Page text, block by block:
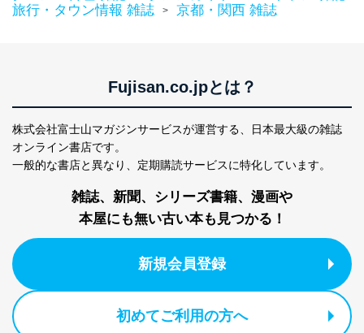
当社の定期購読サ
ービス等をご利用
のため
広告のため
2
当社にお問合わせ
いただいた方の個
人情報
お問い合わせ対応、トラブル対
処、オペレーター教育など応対品
質向上のため
当社カスタマーQ＆
Aサービス利用者
の確認のため
サイトのサービス内容のご案内の
ため
るご案内のため
個人情報
当社の従業者の個
人事、総務などの雇用管理等のた
め
旅行・タウン情報 雑誌
> 京都・関西 雑誌
Fujisan.co.jpとは？
株式会社富士山マガジンサービスが運営する、
日本最大級の雑誌
オンライン書店です。
一般的な書店と異なり、 定期購読サービスに特化しています。
雑誌、新聞、シリーズ書籍、漫画や
本屋にも無い古い本も見つかる！
新規会員登録
初めてご利用の方へ